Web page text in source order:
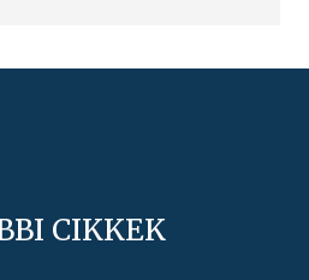
CIKKEK